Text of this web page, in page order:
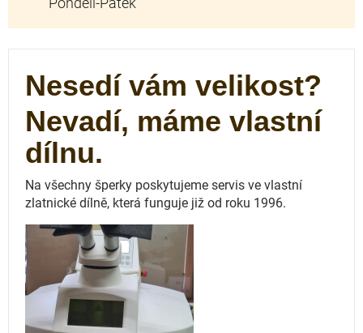
Nesedí vám velikost?
Nevadí, máme vlastní
dílnu.
Na všechny šperky poskytujeme servis ve vlastní
zlatnické dílně, která funguje již od roku 1996.